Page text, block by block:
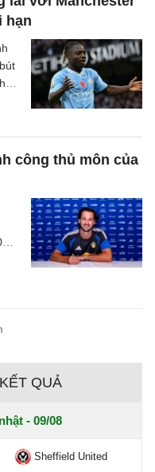
hạn
công thủ môn của
QUẢ
- 09/08
Sheffield United